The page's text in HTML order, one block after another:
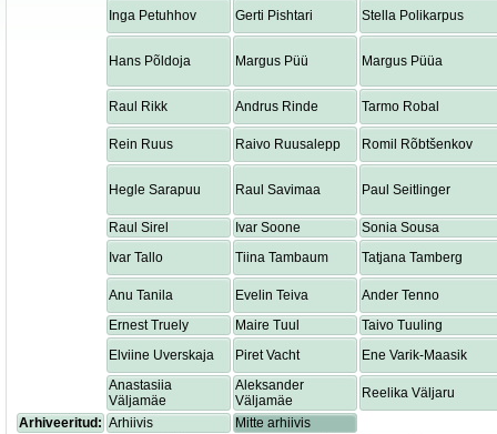
Inga Petuhhov
Gerti Pishtari Stella Polikarpus
Hans Põldoja Margus Püü Margus Püüa
Raul Rikk Andrus Rinde Tarmo Robal
Rein Ruus Raivo Ruusalepp Romil Rõbtšenkov
Hegle Sarapuu Raul Savimaa Paul Seitlinger
Raul Sirel Ivar Soone
Sonia Sousa
Ivar Tallo
Tiina Tambaum Tatjana Tamberg
Anu Tanila Evelin Teiva
Ander Tenno
Ernest Truely
Maire Tuul
Taivo Tuuling
Elviine Uverskaja
Piret Vacht
Ene Varik-Maasik
Anastasiia
Väljamäe
Aleksander
Väljamäe
Reelika Väljaru
Arhiveeritud: Arhiivis
Mitte arhiivis